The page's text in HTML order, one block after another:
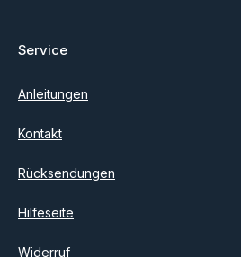
Service
Anleitungen
Kontakt
Rücksendungen
Hilfeseite
Widerruf